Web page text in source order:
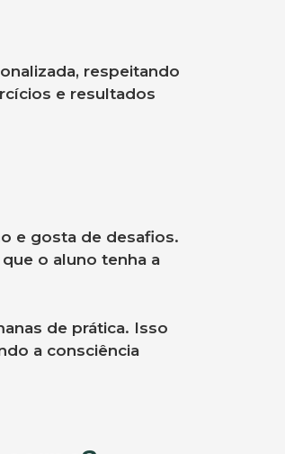
respeitando
e resultados
e gosta de desafios.
o aluno tenha a
de prática. Isso
a consciência